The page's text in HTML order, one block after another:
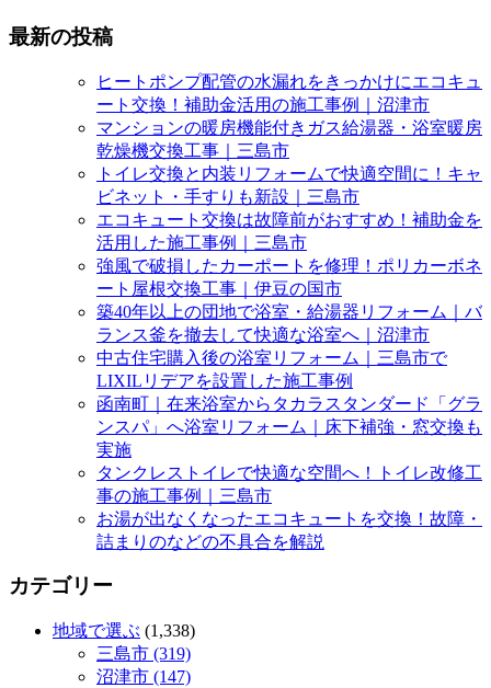
最新の投稿
ヒートポンプ配管の水漏れをきっかけにエコキュ
ート交換！補助金活用の施工事例｜沼津市
マンションの暖房機能付きガス給湯器・浴室暖房
乾燥機交換工事｜三島市
トイレ交換と内装リフォームで快適空間に！キャ
ビネット・手すりも新設｜三島市
エコキュート交換は故障前がおすすめ！補助金を
活用した施工事例｜三島市
強風で破損したカーポートを修理！ポリカーボネ
ート屋根交換工事｜伊豆の国市
築40年以上の団地で浴室・給湯器リフォーム｜バ
ランス釜を撤去して快適な浴室へ｜沼津市
中古住宅購入後の浴室リフォーム｜三島市で
LIXILリデアを設置した施工事例
函南町｜在来浴室からタカラスタンダード「グラ
ンスパ」へ浴室リフォーム｜床下補強・窓交換も
実施
タンクレストイレで快適な空間へ！トイレ改修工
事の施工事例｜三島市
お湯が出なくなったエコキュートを交換！故障・
詰まりのなどの不具合を解説
カテゴリー
地域で選ぶ (1,338)
三島市 (319)
沼津市 (147)